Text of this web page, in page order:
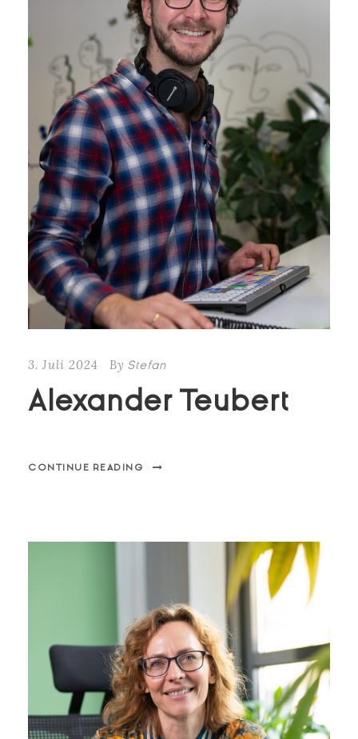
3. Juli 2024 By Stefan
Alexander Teubert
CONTINUE READING